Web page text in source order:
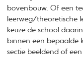
bovenbouw. Of een
leerweg/theoretische
keuze de school
binnen een bepaalde
sectie beeldend of een